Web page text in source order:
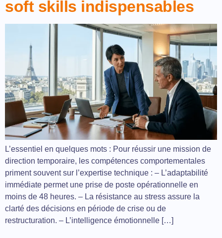
soft skills indispensables
L’essentiel en quelques mots : Pour réussir une mission de
direction temporaire, les compétences comportementales
priment souvent sur l’expertise technique : – L’adaptabilité
immédiate permet une prise de poste opérationnelle en
moins de 48 heures. – La résistance au stress assure la
clarté des décisions en période de crise ou de
restructuration. – L’intelligence émotionnelle […]